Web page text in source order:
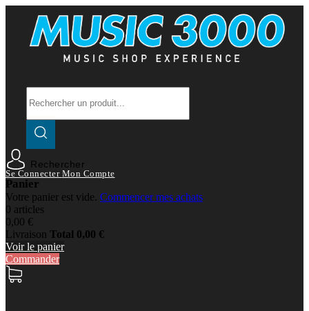
Rechercher
Se Connecter Mon Compte
Panier
Votre panier est vide. Commencer mes achats
0 articles
0,00 €
Livraison Total 0,00 €
Voir le panier
Commander